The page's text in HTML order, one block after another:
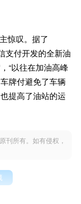
惊叹。据了
支付开发的全新油
“以往在加油高峰
牌付避免了车辆
提高了油站的运
刊所有。如有侵权，